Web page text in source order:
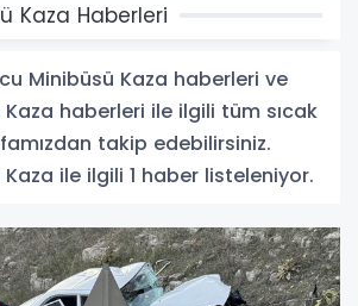
Kaza Haberleri
Minibüsü Kaza haberleri ve
haberleri ile ilgili tüm sıcak
takip edebilirsiniz.
ile ilgili 1 haber listeleniyor.